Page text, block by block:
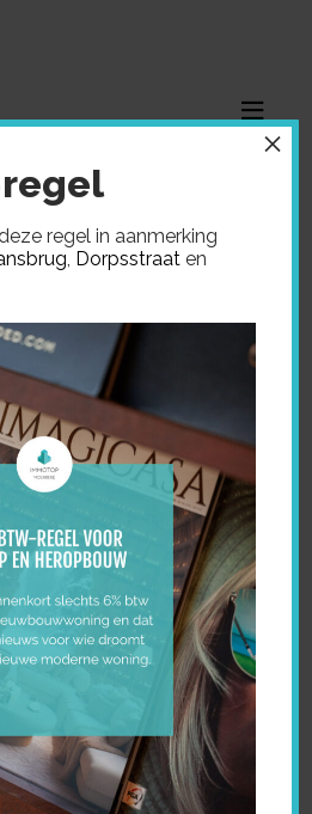
124 – Stekene
–
NEEM CONTACT
in de regio Stekene gelegen in
met vlotte bereikbaarheid van
vervoer. De woningen
van centrum Stekene. Beide
in te delen met speelruimte of
is een terrasruimte uit te
gedeelte indien gewenst.
regel
regel in aanmerking
, Dorpsstraat en
×